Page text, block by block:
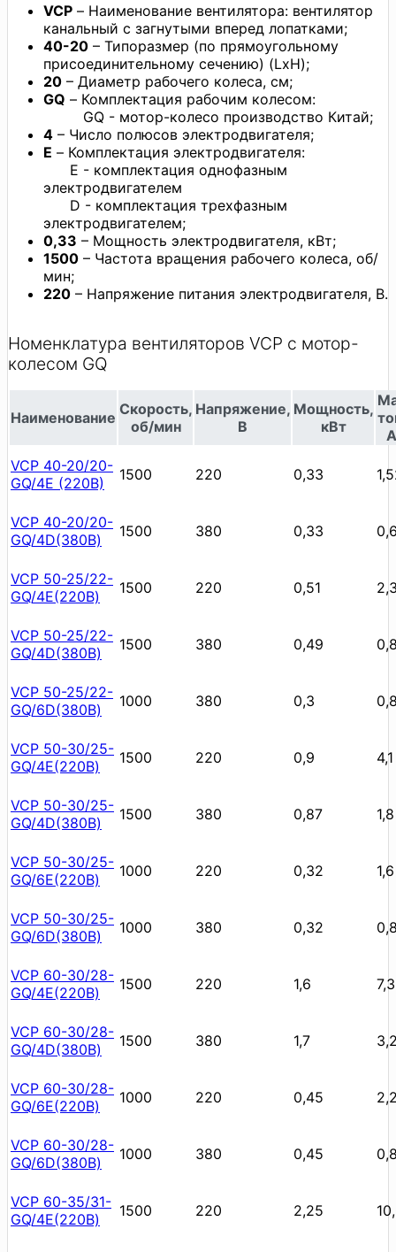
VCP – Наименование вентилятора: вентилятор
канальный с загнутыми вперед лопатками;
40-20 – Типоразмер (по прямоугольному
присоединительному сечению) (LxH);
20 – Диаметр рабочего колеса, см;
GQ – Комплектация рабочим колесом:
GQ - мотор-колесо производство Китай;
4 – Число полюсов электродвигателя;
E – Комплектация электродвигателя:
E - комплектация однофазным
электродвигателем
D - комплектация трехфазным
электродвигателем;
0,33 – Мощность электродвигателя, кВт;
1500 – Частота вращения рабочего колеса, об/
мин;
220 – Напряжение питания электродвигателя, В.
Номенклатура вентиляторов VCP с мотор-
колесом GQ
Наименование Скорость,
об/мин
Напряжение,
В
Мощность,
кВт
А
VCP 40-20/20-
GQ/4Е (220В)
1500 220 0,33
VCP 40-20/20-
GQ/4D(380В)
1500 380 0,33
VCP 50-25/22-
GQ/4E(220В)
1500 220 0,51
VCP 50-25/22-
GQ/4D(380В)
1500 380 0,49
VCP 50-25/22-
GQ/6D(380В)
1000 380 0,3
VCP 50-30/25-
GQ/4E(220В)
1500 220 0,9 4,1
VCP 50-30/25-
GQ/4D(380В)
1500 380 0,87 1,8
VCP 50-30/25-
GQ/6E(220В)
1000 220 0,32 1,6
VCP 50-30/25-
GQ/6D(380В)
1000 380 0,32
VCP 60-30/28-
GQ/4E(220В)
1500 220 1,6 7,3
VCP 60-30/28-
GQ/4D(380В)
1500 380 1,7
VCP 60-30/28-
GQ/6E(220В)
1000 220 0,45
VCP 60-30/28-
GQ/6D(380В)
1000 380 0,45
VCP 60-35/31-
GQ/4E(220В)
1500 220 2,25